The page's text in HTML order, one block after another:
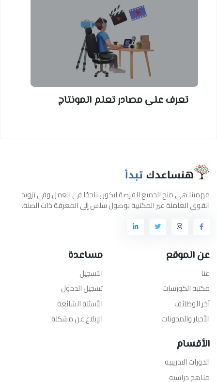
تعرف على مصادر تعلم المونتاج
مهمتنا هي منح الجميع الفرصة ليكون ناجحًا في العمل وفي تزويد
القوى العاملة غير المكتبية بوصول سلس إلى المعرفة ذات الصلة.
عن الموقع
عنا
مكتبة الكورسات
آخر الوظائف
الأخبار والمدونات
مساعدة
التسجيل
تسجيل الدخول
الأسئلة الشائعة
الإبلاغ عن مشكلة
الأقسام
الدورات التدريبيه
مناهج دراسيه